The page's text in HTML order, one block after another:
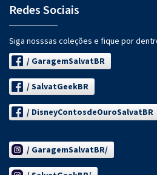
Redes Sociais
Siga nosssas coleções e fique por
/ GaragemSalvatBR
/ SalvatGeekBR
/ DisneyContosdeOuroSalvatBR
/ GaragemSalvatBR/